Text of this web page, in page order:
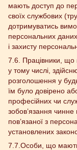
мають доступ до
своїх службових
дотримуватись
персональних
і захисту
7.6. Працівники, що
у тому числі,
розголошення у
їм було довірено
професійних чи
зобов’язання чинне
пов’язаної з
установлених
7.7.Особи, що